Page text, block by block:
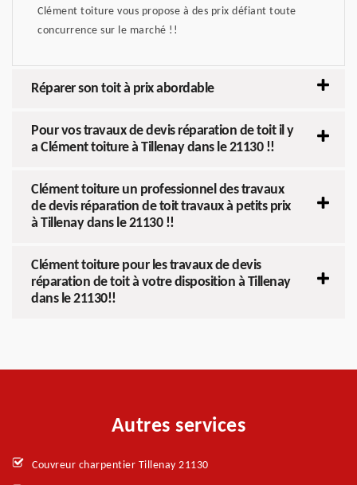
Clément toiture vous propose à des prix défiant toute
concurrence sur le marché !!
Réparer son toit à prix abordable
Pour vos travaux de devis réparation de toit il y
a Clément toiture à Tillenay dans le 21130 !!
Clément toiture un professionnel des travaux
de devis réparation de toit travaux à petits prix
à Tillenay dans le 21130 !!
Clément toiture pour les travaux de devis
réparation de toit à votre disposition à Tillenay
dans le 21130!!
Autres services
Couvreur charpentier Tillenay 21130